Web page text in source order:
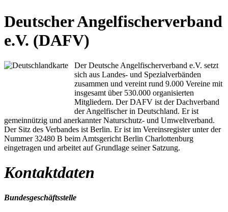
Deutscher Angelfischerverband
e.V. (DAFV)
Der Deutsche Angelfischerverband e.V. setzt
sich aus Landes- und Spezialverbänden
zusammen und vereint rund 9.000 Vereine mit
insgesamt über 530.000 organisierten
Mitgliedern. Der DAFV ist der Dachverband
der Angelfischer in Deutschland. Er ist
gemeinnützig und anerkannter Naturschutz- und Umweltverband.
Der Sitz des Verbandes ist Berlin. Er ist im Vereinsregister unter der
Nummer 32480 B beim Amtsgericht Berlin Charlottenburg
eingetragen und arbeitet auf Grundlage seiner Satzung.
Kontaktdaten
Bundesgeschäftsstelle